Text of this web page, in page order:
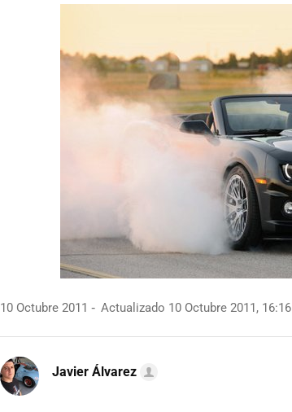
10 Octubre 2011 Actualizado 10 Octubre 2011, 16:16
Javier Álvarez